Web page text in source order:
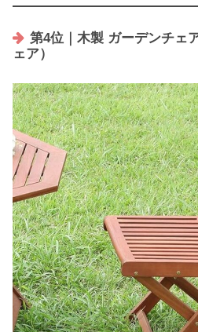
第4位｜木製 ガーデンチェ
ェア）